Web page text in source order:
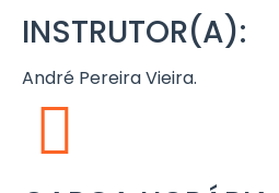
INSTRUTOR(A):
André Pereira Vieira.